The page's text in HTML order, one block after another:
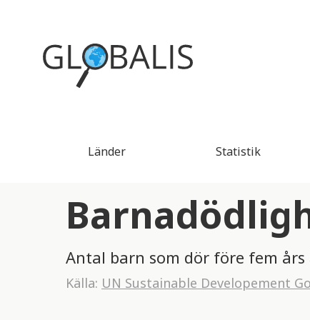
Länder Statistik
Antal barn som dör före fem
Källa: UN Sustainable Developement